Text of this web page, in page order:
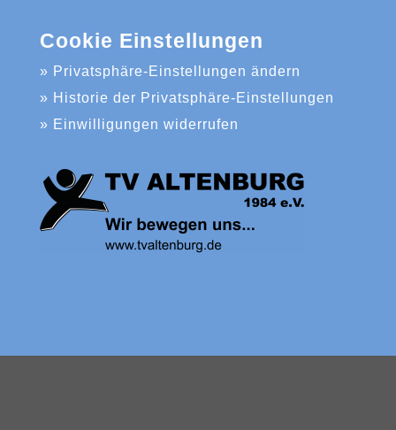
Cookie Einstellungen
» Privatsphäre-Einstellungen ändern
» Historie der Privatsphäre-Einstellungen
» Einwilligungen widerrufen